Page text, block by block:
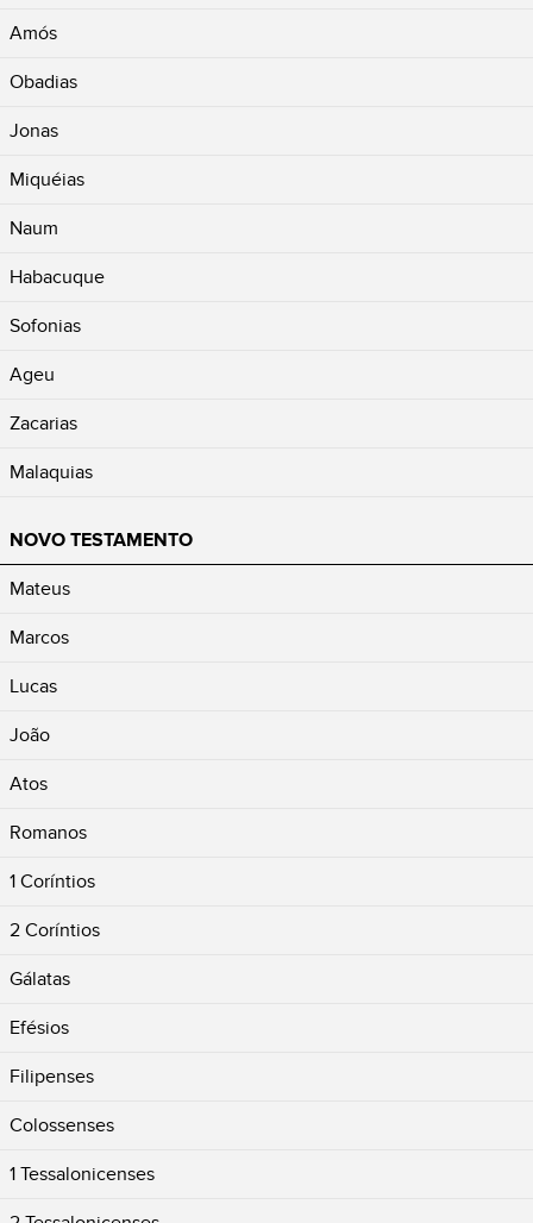
Amós
Obadias
Jonas
Miquéias
Naum
Habacuque
Sofonias
Ageu
Zacarias
Malaquias
NOVO TESTAMENTO
Mateus
Marcos
Lucas
João
Atos
Romanos
1 Coríntios
2 Coríntios
Gálatas
Efésios
Filipenses
Colossenses
1 Tessalonicenses